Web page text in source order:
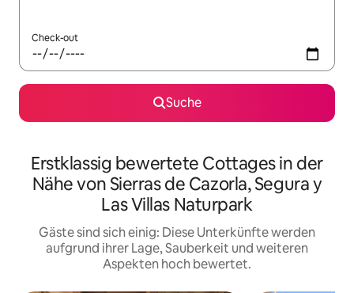
Check-out
Suche
Erstklassig bewertete Cottages in der
Nähe von Sierras de Cazorla, Segura y
Las Villas Naturpark
Gäste sind sich einig: Diese Unterkünfte werden
aufgrund ihrer Lage, Sauberkeit und weiteren
Aspekten hoch bewertet.